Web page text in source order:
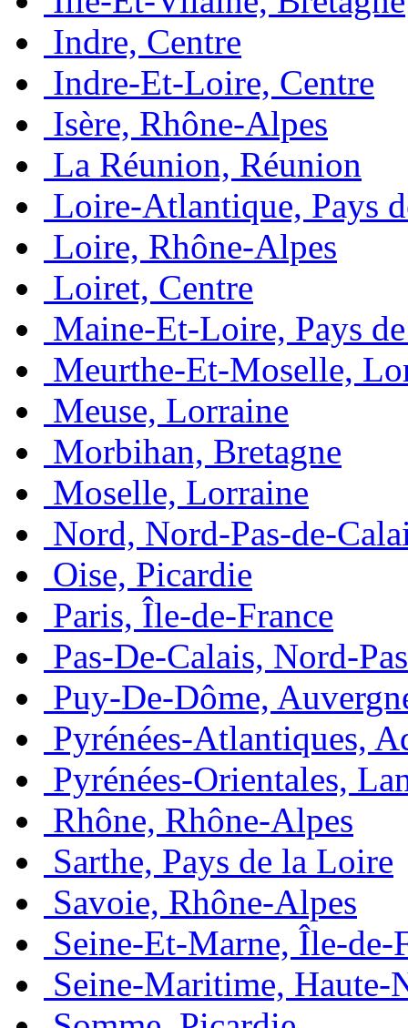
Indre, Centre
Indre-Et-Loire, Centre
Isère, Rhône-Alpes
La Réunion, Réunion
Loire-Atlantique, Pays
Loire, Rhône-Alpes
Loiret, Centre
Maine-Et-Loire, Pays
Meurthe-Et-Moselle,
Meuse, Lorraine
Morbihan, Bretagne
Moselle, Lorraine
Nord, Nord-Pas-de-
Oise, Picardie
Paris, Île-de-France
Pas-De-Calais, Nord-
Puy-De-Dôme,
Pyrénées-Atlantiques,
Pyrénées-Orientales,
Rhône, Rhône-Alpes
Sarthe, Pays de la Loire
Savoie, Rhône-Alpes
Seine-Et-Marne, Île-de-
Seine-Maritime, Haute-